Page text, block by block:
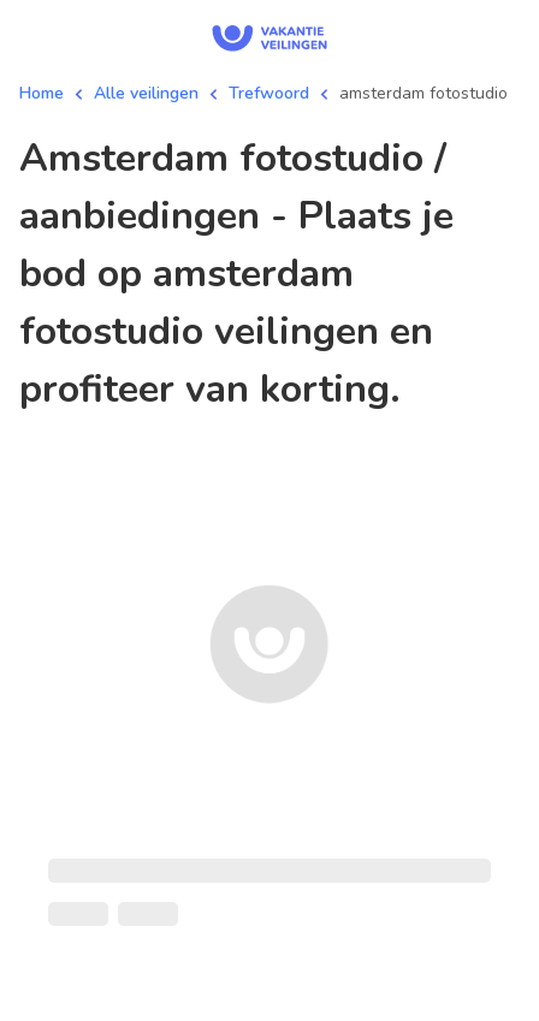
Home Alle veilingen Trefwoord amsterdam fotostudio
amsterdam fotostudio /
aanbiedingen - Plaats je
bod op amsterdam
fotostudio veilingen en
profiteer van korting.